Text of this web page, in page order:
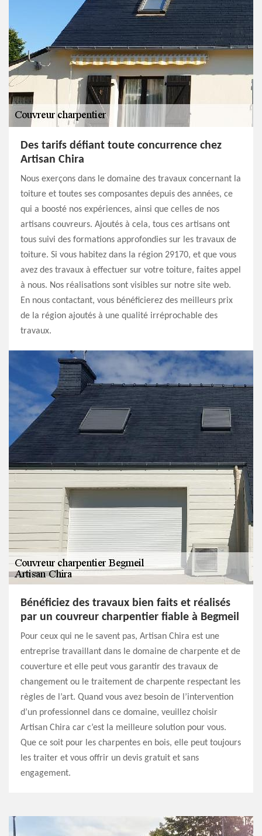
Des tarifs défiant toute concurrence chez
Artisan Chira
Nous exerçons dans le domaine des travaux concernant la
toiture et toutes ses composantes depuis des années, ce
qui a boosté nos expériences, ainsi que celles de nos
artisans couvreurs. Ajoutés à cela, tous ces artisans ont
tous suivi des formations approfondies sur les travaux de
toiture. Si vous habitez dans la région 29170, et que vous
avez des travaux à effectuer sur votre toiture, faites appel
à nous. Nos réalisations sont visibles sur notre site web.
En nous contactant, vous bénéficierez des meilleurs prix
de la région ajoutés à une qualité irréprochable des
travaux.
Bénéficiez des travaux bien faits et réalisés
par un couvreur charpentier fiable à Begmeil
Pour ceux qui ne le savent pas, Artisan Chira est une
entreprise travaillant dans le domaine de charpente et de
couverture et elle peut vous garantir des travaux de
changement ou le traitement de charpente respectant les
règles de l’art. Quand vous avez besoin de l’intervention
d’un professionnel dans ce domaine, veuillez choisir
Artisan Chira car c’est la meilleure solution pour vous.
Que ce soit pour les charpentes en bois, elle peut toujours
les traiter et vous offrir un devis gratuit et sans
engagement.